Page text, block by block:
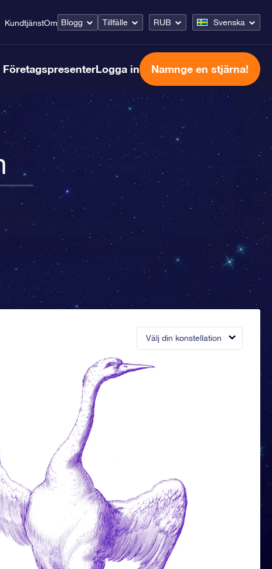
KundtjänstOm Blogg Tillfälle RUB Svenska
FöretagspresenterLogga in Namnge en stjärna!
Välj din konstellation